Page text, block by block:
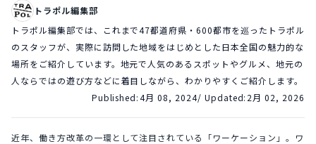
トラポル編集部
トラポル編集部では、これまで47都道府県・600都市を巡ったトラポル
のスタッフが、実際に訪問した地域をはじめとした日本全国の魅力的な
場所をご紹介しています。地元で人気のあるスポットやグルメ、地元の
人ならではの遊び方などに着目しながら、わかりやすくご紹介します。
Published:4月 08, 2024/ Updated: 2月 02, 2026
近年、働き方改革の一環として注目されている「ワーケーション」。ワ